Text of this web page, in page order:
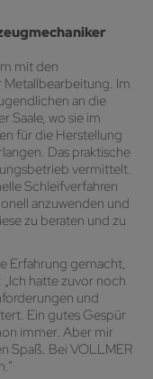
mit den
Im
an die
Saale, wo sie im
für die Herstellung
Das praktische
vermittelt.
Schleifverfahren
anzuwenden und
zu beraten und zu
Erfahrung gemacht,
„Ich hatte zuvor noch
und
Ein gutes Gespür
immer. Aber mir
Spaß. Bei VOLLMER